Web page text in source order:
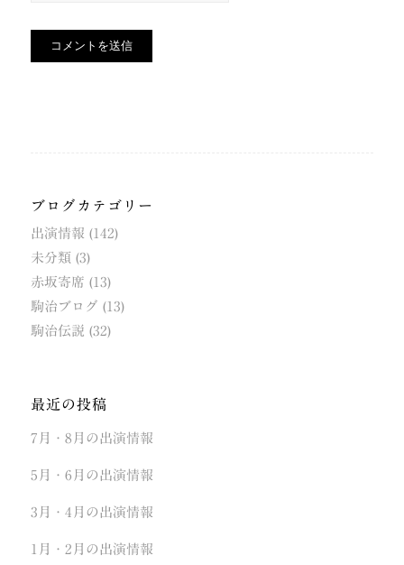
ブログカテゴリー
出演情報 (142)
未分類 (3)
赤坂寄席 (13)
駒治ブログ (13)
駒治伝説 (32)
最近の投稿
7月・8月の出演情報
5月・6月の出演情報
3月・4月の出演情報
1月・2月の出演情報